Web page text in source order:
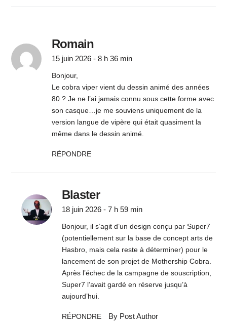
Romain
15 juin 2026 - 8 h 36 min
Bonjour,
Le cobra viper vient du dessin animé des années
80 ? Je ne l’ai jamais connu sous cette forme avec
son casque…je me souviens uniquement de la
version langue de vipère qui était quasiment la
même dans le dessin animé.
RÉPONDRE
Blaster
18 juin 2026 - 7 h 59 min
Bonjour, il s’agit d’un design conçu par Super7
(potentiellement sur la base de concept arts de
Hasbro, mais cela reste à déterminer) pour le
lancement de son projet de Mothership Cobra.
Après l’échec de la campagne de souscription,
Super7 l’avait gardé en réserve jusqu’à
aujourd’hui.
RÉPONDRE By Post Author